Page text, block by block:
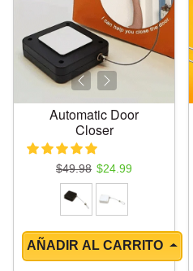
Automatic Door
Closer
Precio regular
$49.98 Precio de oferta
$24.99
AÑADIR AL CARRITO